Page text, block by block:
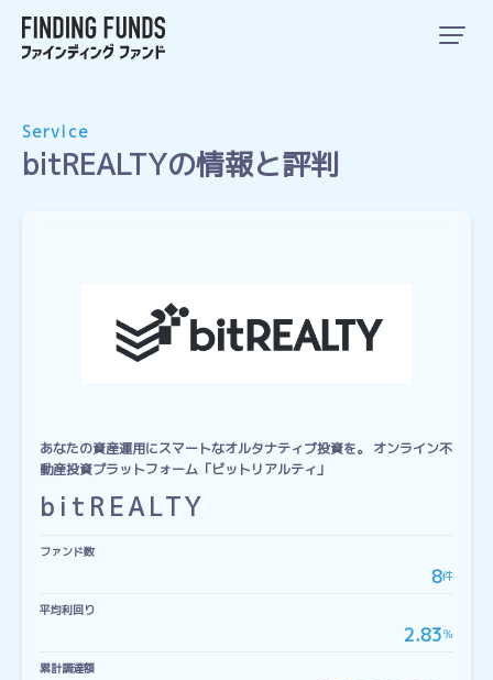
Service
bitREALTYの情報と評判
あなたの資産運用にスマートなオルタナティブ投資を。 オンライン不
動産投資プラットフォーム「ビットリアルティ」
bitREALTY
ファンド数
8件
平均利回り
2.83％
累計調達額